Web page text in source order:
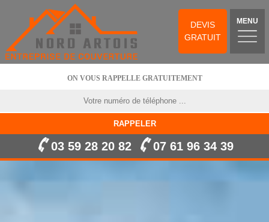
DEVIS
GRATUIT
MENU
ON VOUS RAPPELLE GRATUITEMENT
03 59 28 20 82 07 61 96 34 39